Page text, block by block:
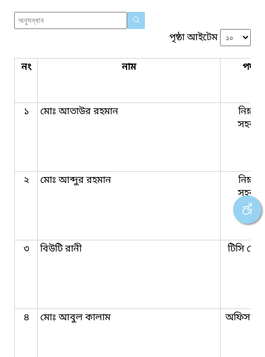
পৃষ্ঠা আইটেম
নং নাম পদবি
১ মোঃ আতাউর রহমান
২ মোঃ আব্দুর রহমান
৩ বিউটি রানী টিসি
৪ মোঃ আবুল কালাম অফিস